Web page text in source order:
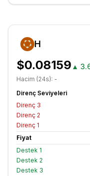
H
$0.08159 ▲
Hacim (24s): -
Direnç Seviyeleri
Direnç 3
Direnç 2
Direnç 1
Fiyat
Destek 1
Destek 2
Destek 3